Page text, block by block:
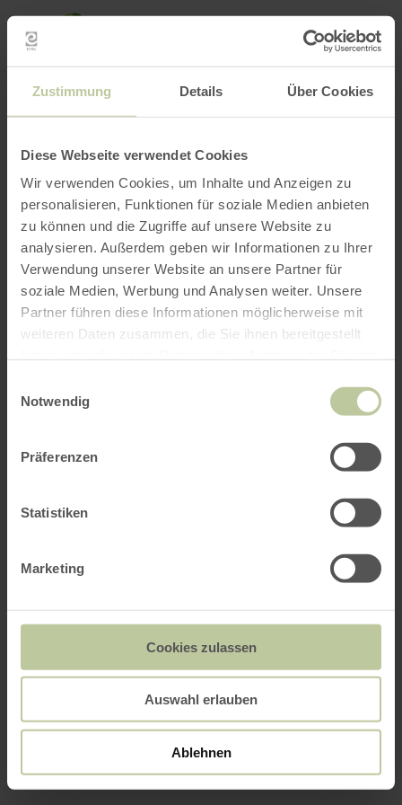
Zustimmung Details Über Cookies
Diese Webseite verwendet Cookies
Wir verwenden Cookies, um Inhalte und Anzeigen zu
personalisieren, Funktionen für soziale Medien anbieten
zu können und die Zugriffe auf unsere Website zu
analysieren. Außerdem geben wir Informationen zu Ihrer
Verwendung unserer Website an unsere Partner für
soziale Medien, Werbung und Analysen weiter. Unsere
Partner führen diese Informationen möglicherweise mit
weiteren Daten zusammen, die Sie ihnen bereitgestellt
Notwendig
Präferenzen
Statistiken
Marketing
Cookies zulassen
Auswahl erlauben
Ablehnen
INTERAKTIVE KARTE
Filter öffnen